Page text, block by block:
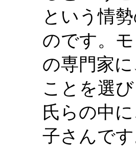
という情
のです。
の専門家
ことを選
氏らの中
子さんです